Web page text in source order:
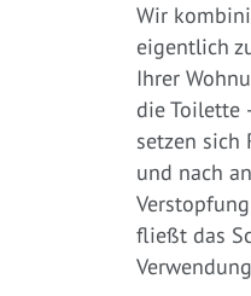
Wir
eigentlich
Ihrer
die Toilette
setzen sich
und nach
fließt das